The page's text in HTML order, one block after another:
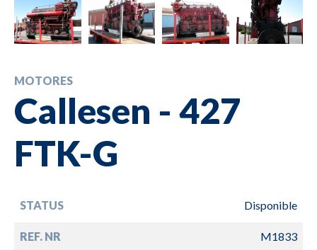
MOTORES
Callesen - 427
FTK-G
STATUS Disponible
REF. NR M1833